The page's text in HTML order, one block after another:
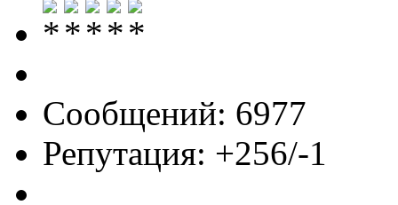
Сообщений: 6977
Репутация: +256/-1